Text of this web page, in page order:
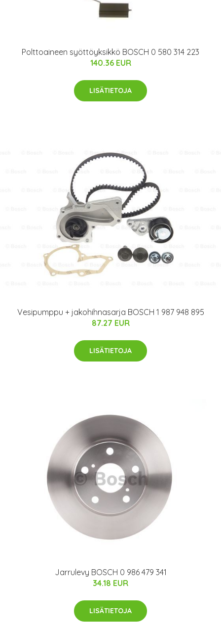
Polttoaineen syöttöyksikkö BOSCH 0 580 314 223
140.36 EUR
LISÄTIETOJA
Vesipumppu + jakohihnasarja BOSCH 1 987 948 895
87.27 EUR
LISÄTIETOJA
Jarrulevy BOSCH 0 986 479 341
34.18 EUR
LISÄTIETOJA